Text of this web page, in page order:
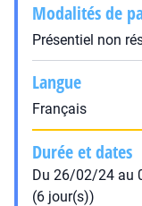
Modalités de
Présentiel non
Langue
Français
Durée et dates
Du 26/02/24 au
(6 jour(s))